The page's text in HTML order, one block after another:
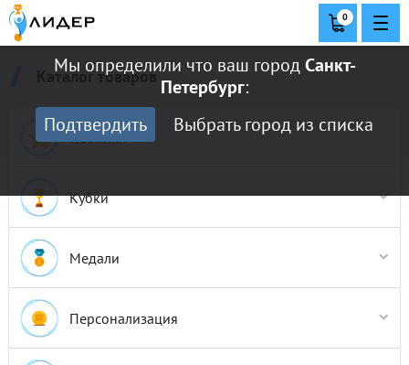
Мы определили что ваш городСанкт-
Петербург:
Подтвердить
Выбрать город из списка
0
Каталог товаров
Новинки
Кубки
Кубки COLORED
Кубки Престиж
Кубки Россия
Кубки Стандарт
Кубки Эконом
Медали
Медали 50 мм
Медали 70 мм
Медали до 45 мм
Персонализация
Таблички/Шильды